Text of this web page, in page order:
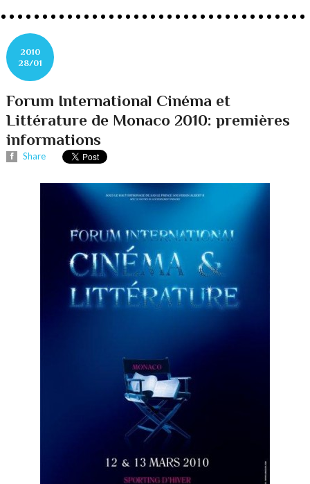
2010
28/01
Forum International Cinéma et
Littérature de Monaco 2010: premières
informations
Share